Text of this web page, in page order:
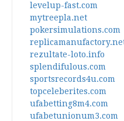
levelup-fast.com
mytreepla.net
pokersimulations.com
rezultate-loto.info
splendifulous.com
sportsrecords4u.com
topceleberites.com
ufabetting8m4.com
ufabetunionum3.com